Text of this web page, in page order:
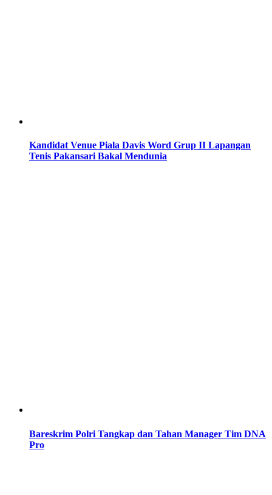
Kandidat Venue Piala Davis Word Grup II Lapangan
Tenis Pakansari Bakal Mendunia
Bareskrim Polri Tangkap dan Tahan Manager Tim DNA
Pro